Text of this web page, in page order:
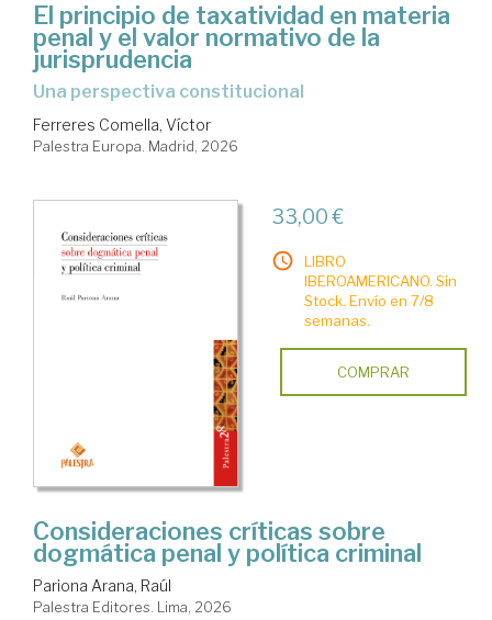
El principio de taxatividad en materia
penal y el valor normativo de la
jurisprudencia
Una perspectiva constitucional
Ferreres Comella, Víctor
Palestra Europa. Madrid, 2026
33,00 €
LIBRO
IBEROAMERICANO. Sin
Stock. Envío en 7/8
semanas.
COMPRAR
Consideraciones críticas sobre
dogmática penal y política criminal
Pariona Arana, Raúl
Palestra Editores. Lima, 2026